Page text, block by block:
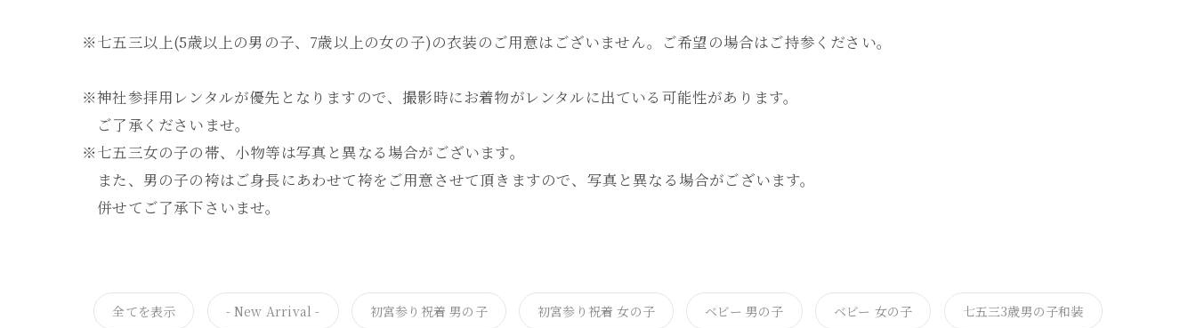
※七五三以上(5歳以上の男の子、7歳以上の女の子)の衣装のご用意はございません。ご希望の場合はご持参ください。
※神社参拝用レンタルが優先となりますので、撮影時にお着物がレンタルに出ている可能性があります。
ご了承くださいませ。
※七五三女の子の帯、小物等は写真と異なる場合がございます。
また、男の子の袴はご身長にあわせて袴をご用意させて頂きますので、写真と異なる場合がございます。
併せてご了承下さいませ。
全てを表示 - New Arrival - 初宮参り祝着 男の子 初宮参り祝着 女の子 ベビー 男の子 ベビー 女の子 七五三3歳男の子和装